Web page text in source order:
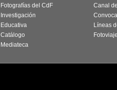
Fotografías del CdF
Investigación
Educativa
Catálogo
Mediateca
Canal
Líneas